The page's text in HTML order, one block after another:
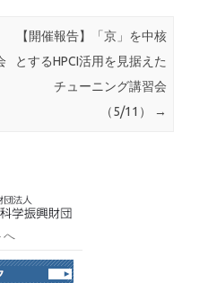
【開催報告】「京」を中核
とするHPCI活用を見据えた
チューニング講習会
（5/11）
→
へ